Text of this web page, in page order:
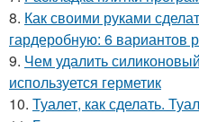
8. Как своими руками
гардеробную: 6 вариантов
9. Чем удалить
используется герметик
10. Туалет, как сделать.